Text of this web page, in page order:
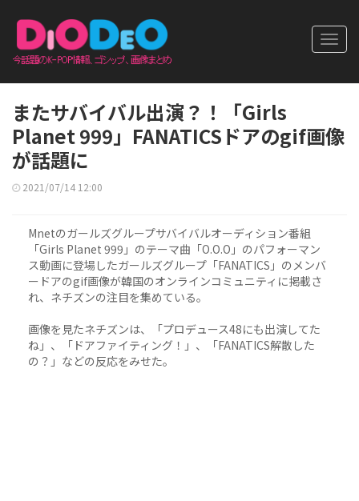
またサバイバル出演？！「Girls
Planet 999」FANATICSドアのgif画像
が話題に
2021/07/14 12:00
Mnetのガールズグループサバイバルオーディション番組
「Girls Planet 999」のテーマ曲「O.O.O」のパフォーマン
ス動画に登場したガールズグループ「FANATICS」のメンバ
ードアのgif画像が韓国のオンラインコミュニティに掲載さ
れ、ネチズンの注目を集めている。
画像を見たネチズンは、「プロデュース48にも出演してた
ね」、「ドアファイティング！」、「FANATICS解散した
の？」などの反応をみせた。